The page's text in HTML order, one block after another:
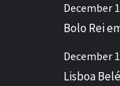
December
Bolo Rei
December
Lisboa